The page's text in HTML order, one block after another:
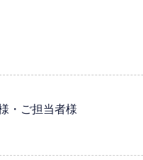
・ご担当者様